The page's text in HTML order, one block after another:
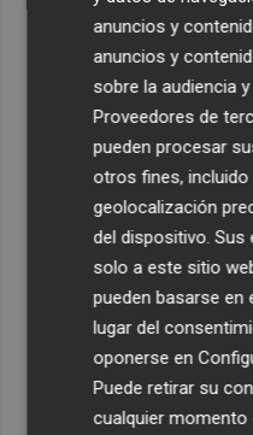
anuncios y
anuncios y
sobre la audiencia
Proveedores de
pueden procesar
otros fines,
geolocalización
del dispositivo. Sus
solo a este sitio
pueden basarse en
lugar del
oponerse en
Puede retirar su
cualquier